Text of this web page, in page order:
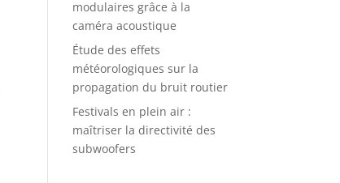
modulaires grâce à la
caméra acoustique
Étude des effets
météorologiques sur la
propagation du bruit routier
Festivals en plein air :
maîtriser la directivité des
subwoofers